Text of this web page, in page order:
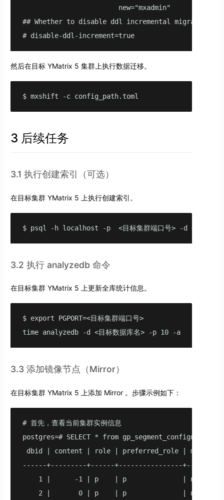
                        new="mxadmin"
## Whether to disable ddl incremental
# disable-ddl-increment=true
然后在目标 YMatrix 5 集群上执行数据迁移。
$ mxshift -c config_path.toml
3 后续任务
3.1 执行创建索引（可选）
在目标集群 YMatrix 5 上执行创建索引。
$ psql -h localhost -p  <目标集群端口号> -d <目标数
3.2 执行 analyzedb 命令
在目标集群 YMatrix 5 上更新全库统计信息。
$ export PGPORT=<目标集群端口号>
time analyzedb -d <目标数据库名> -p 10 -a
3.3 添加镜像节点（Mirror）
在目标集群 YMatrix 5 上添加 Mirror 。步骤示例如下：
# 首先，查看当前集群实例信息
postgres=# SELECT * from
dbid | content | role | preferred_role | mode
------+---------+------+----------------+------
1 |      -1 | p    | p              | n    |
2 |       0 | p    | p              | n    |